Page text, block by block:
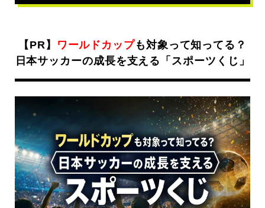
【PR】 ワールドカップも対象って知ってる？
日本サッカーの成長を支える「スポーツくじ」